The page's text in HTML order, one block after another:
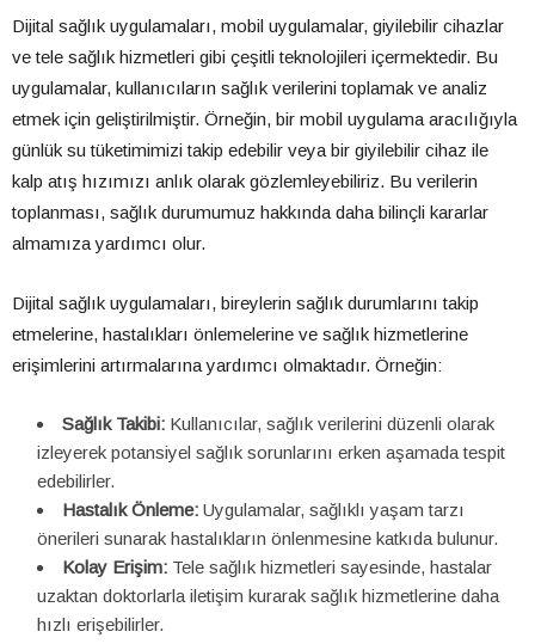
Dijital sağlık uygulamaları, mobil uygulamalar, giyilebilir cihazlar
ve tele sağlık hizmetleri gibi çeşitli teknolojileri içermektedir. Bu
uygulamalar, kullanıcıların sağlık verilerini toplamak ve analiz
etmek için geliştirilmiştir. Örneğin, bir mobil uygulama aracılığıyla
günlük su tüketimimizi takip edebilir veya bir giyilebilir cihaz ile
kalp atış hızımızı anlık olarak gözlemleyebiliriz. Bu verilerin
toplanması, sağlık durumumuz hakkında daha bilinçli kararlar
almamıza yardımcı olur.
Dijital sağlık uygulamaları, bireylerin sağlık durumlarını takip
etmelerine, hastalıkları önlemelerine ve sağlık hizmetlerine
erişimlerini artırmalarına yardımcı olmaktadır. Örneğin:
Sağlık Takibi: Kullanıcılar, sağlık verilerini düzenli olarak
izleyerek potansiyel sağlık sorunlarını erken aşamada tespit
edebilirler.
Hastalık Önleme: Uygulamalar, sağlıklı yaşam tarzı
önerileri sunarak hastalıkların önlenmesine katkıda bulunur.
Kolay Erişim: Tele sağlık hizmetleri sayesinde, hastalar
uzaktan doktorlarla iletişim kurarak sağlık hizmetlerine daha
hızlı erişebilirler.